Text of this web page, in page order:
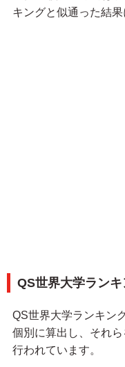
キングと似通った結
QS世界大学ラン
QS世界大学ランキン
個別に算出し、それ
行われています。